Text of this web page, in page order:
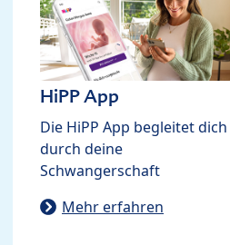
HiPP App
Die HiPP App begleitet dich
durch deine
Schwangerschaft
Mehr erfahren